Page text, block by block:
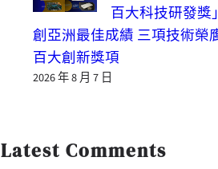
百大科技研發獎
創亞洲最佳成績 三項技術榮
百大創新獎項
2026 年 8 月 7 日
Latest Comments